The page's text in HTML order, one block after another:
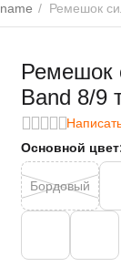
/ Ремешок
Ремешок
Band 8/9
Основной
Бордовый